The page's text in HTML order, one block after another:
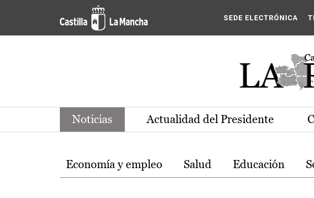
Pasar al contenido principal
Noticias de la región de Castilla-La
SEDE ELECTRÓNICA
Noticias Actualidad del Presidente
Temas
Economía y empleo Salud Educación